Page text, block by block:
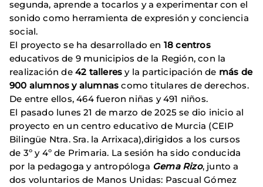
segunda, aprende a tocarlos y a experimentar con el
sonido como herramienta de expresión y conciencia
social.
El proyecto se ha desarrollado en 18 centros
educativos de 9 municipios de la Región, con la
realización de 42 talleresy la participación de más de
900 alumnos y alumnas como titulares de derechos.
De entre ellos, 464 fueron niñas y 491 niños.
El pasado lunes 21 de marzo de 2025 se dio inicio al
proyecto en un centro educativo de Murcia (CEIP
Bilingüe Ntra. Sra. la Arrixaca),dirigidos a los cursos
de 3º y 4º de Primaria. La sesión ha sido conducida
por la pedagoga y antropóloga Gema Rizo, junto a
dos voluntarios de Manos Unidas: Pascual Gómez